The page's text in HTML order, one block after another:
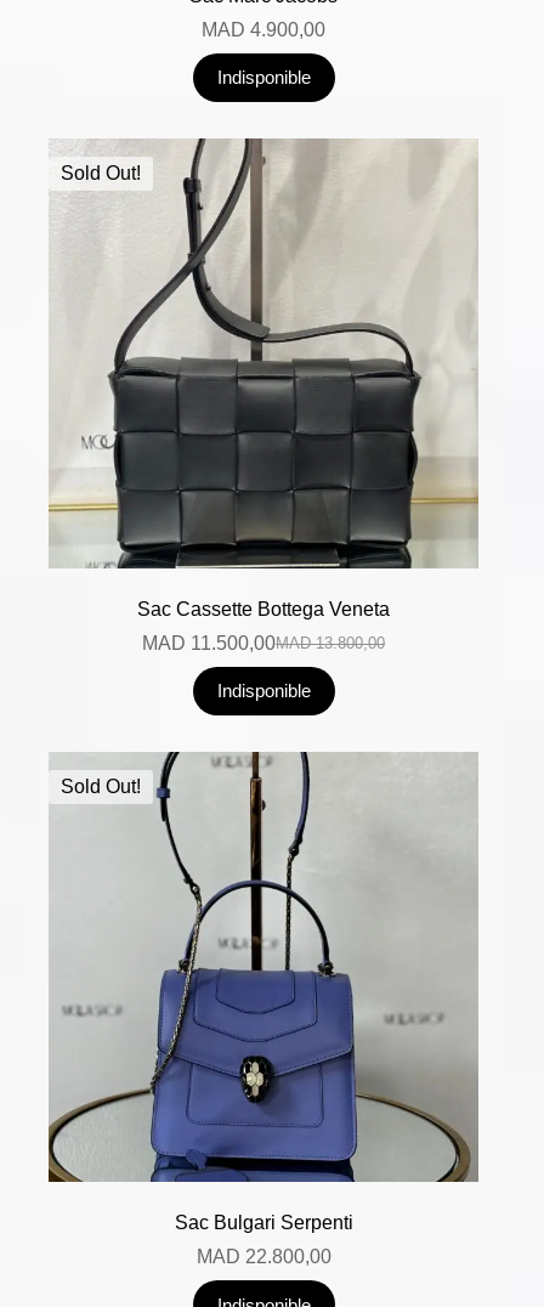
MAD 4.900,00
Indisponible
Sold Out!
Sac Cassette Bottega Veneta
MAD13.800,00
MAD 11.500,00
Indisponible
Sold Out!
Sac Bulgari Serpenti
MAD 22.800,00